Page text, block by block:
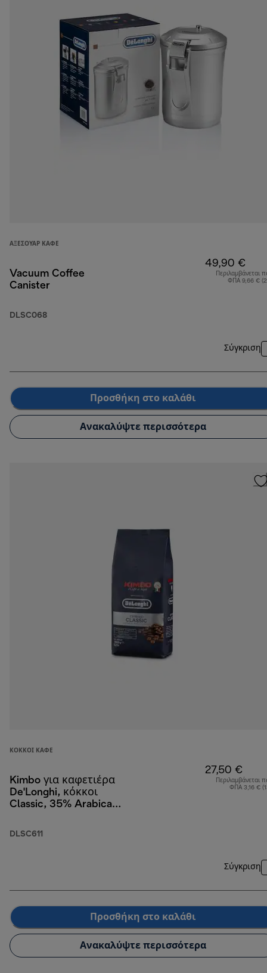
ΑΞΕΣΟΥΆΡ ΚΑΦΈ
Vacuum Coffee
Canister
DLSC068
49,90 €
Περιλαμβάνεται
ΦΠΑ 9,66 €
Σύγκριση
Προσθήκη στο καλάθι
Ανακαλύψτε περισσότερα
ΚΌΚΚΟΙ ΚΑΦΈ
Kimbo για καφετιέρα
De'Longhi, κόκκοι
Classic, 35% Arabica
DLSC611
27,50 €
Περιλαμβάνεται
ΦΠΑ 3,16 €
Σύγκριση
Προσθήκη στο καλάθι
Ανακαλύψτε περισσότερα